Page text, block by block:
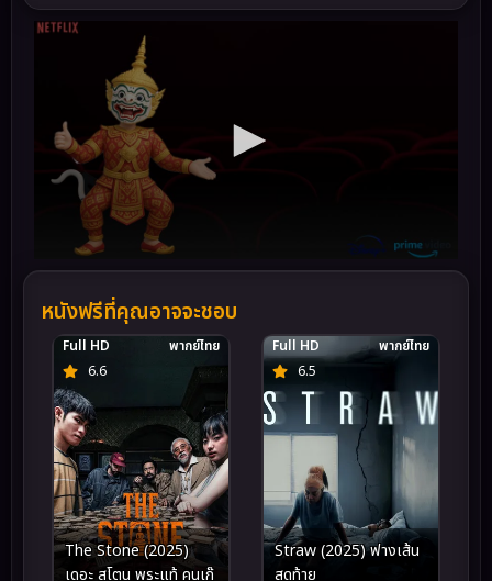
หนังฟรีที่คุณอาจจะชอบ
6.6
Full HD พากย์ไทย
The Stone (2025)
เดอะ สโตน พระแท้ คนเก๊
6.5
Full HD พากย์ไทย
Straw (2025) ฟางเส้น
สุดท้าย